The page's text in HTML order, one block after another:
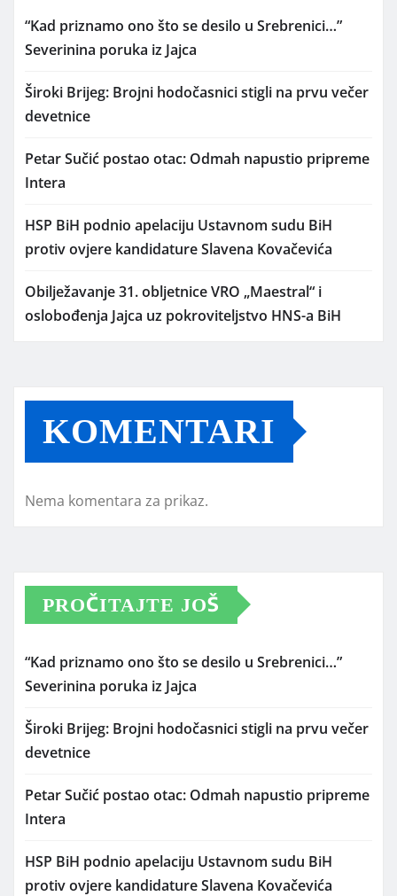
“Kad priznamo ono što se desilo u Srebrenici…”
Severinina poruka iz Jajca
Široki Brijeg: Brojni hodočasnici stigli na prvu večer
devetnice
Petar Sučić postao otac: Odmah napustio pripreme
Intera
HSP BiH podnio apelaciju Ustavnom sudu BiH
protiv ovjere kandidature Slavena Kovačevića
Obilježavanje 31. obljetnice VRO „Maestral“ i
oslobođenja Jajca uz pokroviteljstvo HNS-a BiH
KOMENTARI
Nema komentara za prikaz.
PROČITAJTE JOŠ
“Kad priznamo ono što se desilo u Srebrenici…”
Severinina poruka iz Jajca
Široki Brijeg: Brojni hodočasnici stigli na prvu večer
devetnice
Petar Sučić postao otac: Odmah napustio pripreme
Intera
HSP BiH podnio apelaciju Ustavnom sudu BiH
protiv ovjere kandidature Slavena Kovačevića